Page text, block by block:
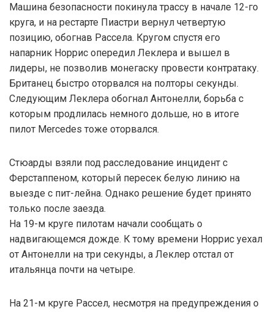
Машина безопасности покинула трассу в начале 12-го
круга, и на рестарте Пиастри вернул четвертую
позицию, обогнав Рассела. Кругом спустя его
напарник Норрис опередил Леклера и вышел в
лидеры, не позволив монегаску провести контратаку.
Британец быстро оторвался на полторы секунды.
Следующим Леклера обогнал Антонелли, борьба с
которым продлилась немного дольше, но в итоге
пилот Mercedes тоже оторвался.
Стюарды взяли под расследование инцидент с
Ферстаппеном, который пересек белую линию на
выезде с пит-лейна. Однако решение будет принято
только после заезда.
На 19-м круге пилотам начали сообщать о
надвигающемся дожде. К тому времени Норрис уехал
от Антонелли на три секунды, а Леклер отстал от
итальянца почти на четыре.
На 21-м круге Рассел, несмотря на предупреждения о